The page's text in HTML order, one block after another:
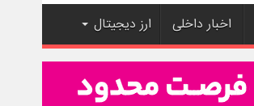
اخبار داخلی ارز دیجیتال